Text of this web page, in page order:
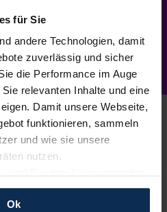
für Sie
andere Technologien, damit
zuverlässig und sicher
die Performance im Auge
relevanten Inhalte und eine
Damit unsere Webseite,
funktionieren, sammeln
und wie sie unsere
nutzen.
für unseren Service zu
an Dritte weiterzugeben,
Ok
– wir suchen es für
und unverbindlich